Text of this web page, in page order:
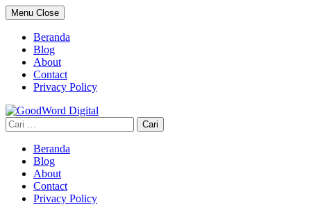
Skip
to
content
Menu Close
Beranda
Blog
About
Contact
Privacy Policy
Cari
untuk:
Beranda
Blog
About
Contact
Privacy Policy